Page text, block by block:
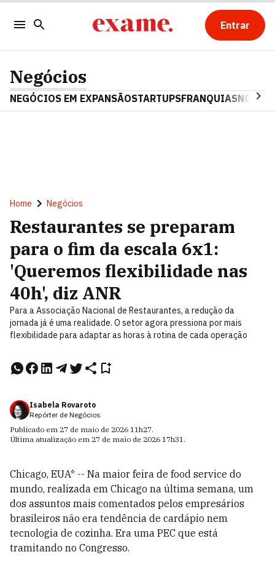
Entrar
Negócios
NEGÓCIOS EM EXPANSÃOSTARTUPSFRANQUIAS
Home Negócios
Restaurantes se preparam
para o fim da escala 6x1:
'Queremos flexibilidade nas
40h', diz ANR
Para a Associação Nacional de Restaurantes, a redução da
jornada já é uma realidade. O setor agora pressiona por mais
flexibilidade para adaptar as horas à rotina de cada operação
Isabela Rovaroto
Repórter de Negócios
Publicado em 27 de maio de 2026 11h27.
Última atualização em 27 de maio de 2026 17h31.
Chicago, EUA* -- Na maior feira de food service do
mundo, realizada em Chicago na última semana, um
dos assuntos mais comentados pelos empresários
brasileiros não era tendência de cardápio nem
tecnologia de cozinha. Era uma PEC que está
tramitando no Congresso.